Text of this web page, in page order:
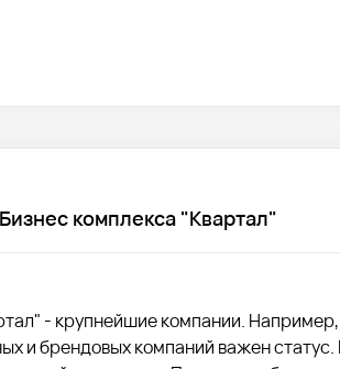
комплекса "Квартал"
- крупнейшие компании.
и брендовых компаний важен